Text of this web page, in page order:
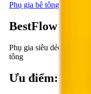
Phụ gia bê tông - Xi măng
BestFlow A380
Phụ gia siêu dẻo tầm
tông
Ưu điểm: